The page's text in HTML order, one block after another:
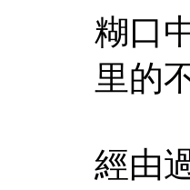
糊口
里的
經由